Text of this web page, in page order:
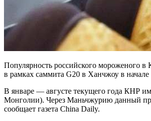
Популярность российского мороженого
в рамках саммита G20 в Ханчжоу в начале
В январе — августе текущего года КНР
Монголии). Через Маньчжурию данный
сообщает газета China Daily.